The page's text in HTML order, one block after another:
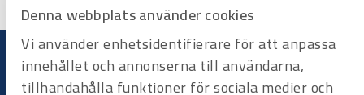
Denna webbplats använder cookies
Vi använder enhetsidentifierare för att anpassa
innehållet och annonserna till användarna,
tillhandahålla funktioner för sociala medier och
– obelagd – RS TOWER 4 & 5">
<span class="Y2IQFc"
lang="sv">Horisontellt stöd –
1,85 m längd – obelagd – RS
TOWER 4 & 5</span></pre>
– obelagd – RS TOWER 5">
<span class="Y2IQFc"
lang="sv">Horisontellt stöd –
3,05 m längd – obelagd – RS
TOWER 5</span></pre>